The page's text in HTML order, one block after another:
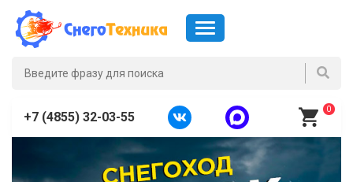
+7 (4855) 32-03-55
0